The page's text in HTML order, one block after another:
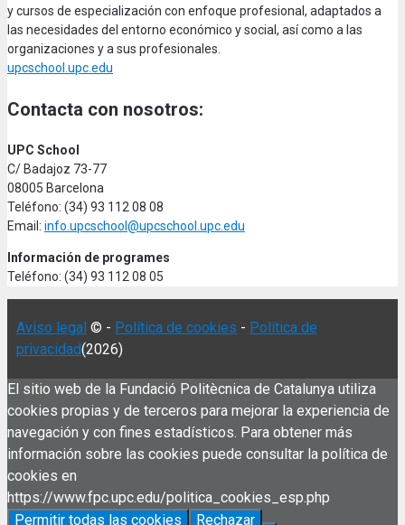
y cursos de especialización con enfoque profesional, adaptados a
las necesidades del entorno económico y social, así como a las
organizaciones y a sus profesionales.
upcschool.upc.edu
Contacta con nosotros:
UPC School
C/ Badajoz 73-77
08005 Barcelona
Teléfono: (34) 93 112 08 08
Email: info.upcschool@upcschool.upc.edu
Información de programes
Teléfono: (34) 93 112 08 05
Aviso legal © - Política de cookies - Política de
privacidad(2026)
El sitio web de la Fundació Politècnica de Catalunya utiliza
cookies propias y de terceros para mejorar la experiencia de
navegación y con fines estadísticos. Para obtener más
información sobre las cookies puede consultar la política de
cookies en
https://www.fpc.upc.edu/politica_cookies_esp.php
Permitir todas las cookies
Rechazar